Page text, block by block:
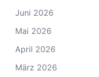
Juni 2026
Mai 2026
April 2026
März 2026